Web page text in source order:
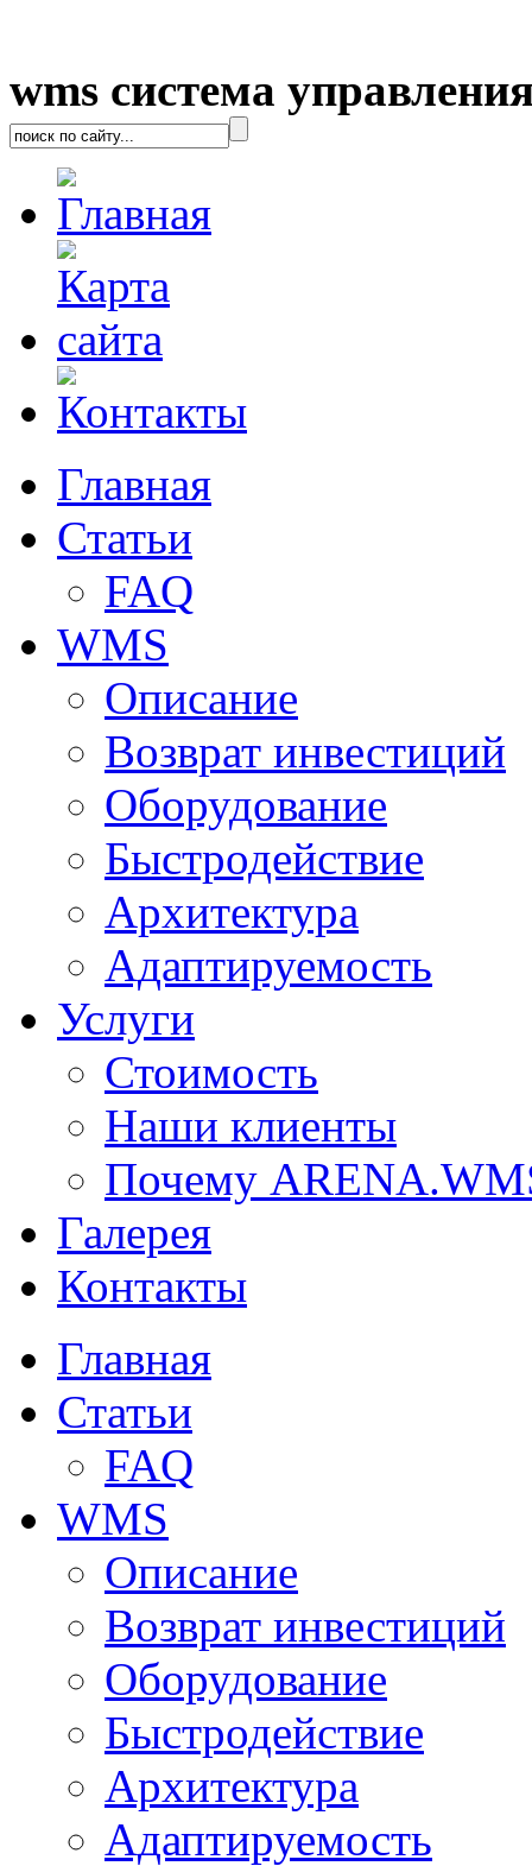
wms система
Главная
Статьи
FAQ
WMS
Описание
Возврат инвестиций
Оборудование
Быстродействие
Архитектура
Адаптируемость
Услуги
Стоимость
Наши клиенты
Почему
Галерея
Контакты
Главная
Статьи
FAQ
WMS
Описание
Возврат инвестиций
Оборудование
Быстродействие
Архитектура
Адаптируемость